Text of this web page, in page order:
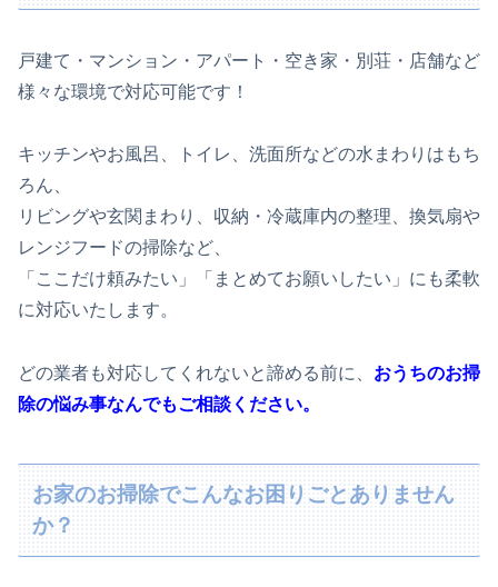
戸建て・マンション・アパート・空き家・別荘・店舗など
様々な環境で対応可能です！
キッチンやお風呂、トイレ、洗面所などの水まわりはもち
ろん、
リビングや玄関まわり、収納・冷蔵庫内の整理、換気扇や
レンジフードの掃除など、
「ここだけ頼みたい」「まとめてお願いしたい」にも柔軟
に対応いたします。
どの業者も対応してくれないと諦める前に、 おうちのお掃
除の悩み事なんでもご相談ください。
お家のお掃除でこんなお困りごとありません
か？